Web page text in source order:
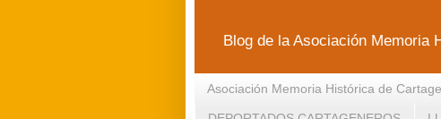
Blog de la Asociación Memoria
Asociación Memoria Histórica de